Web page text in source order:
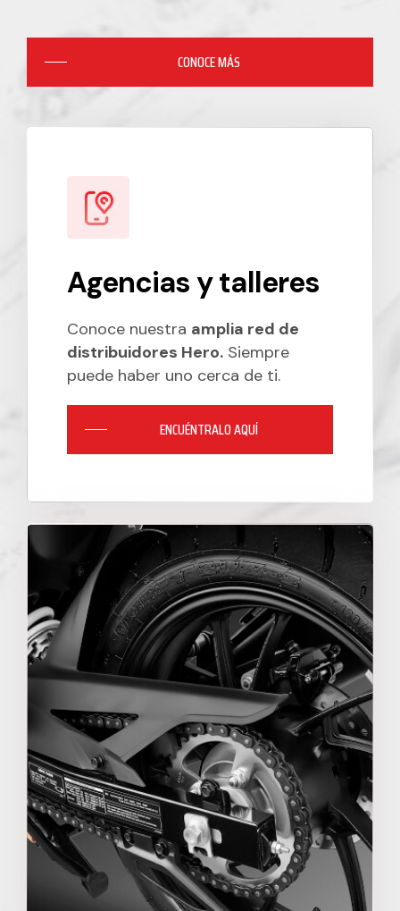
CONOCE MÁS
Agencias y talleres
Conoce nuestra amplia red de
distribuidores Hero. Siempre
puede haber uno cerca de ti.
ENCUÉNTRALO AQUÍ